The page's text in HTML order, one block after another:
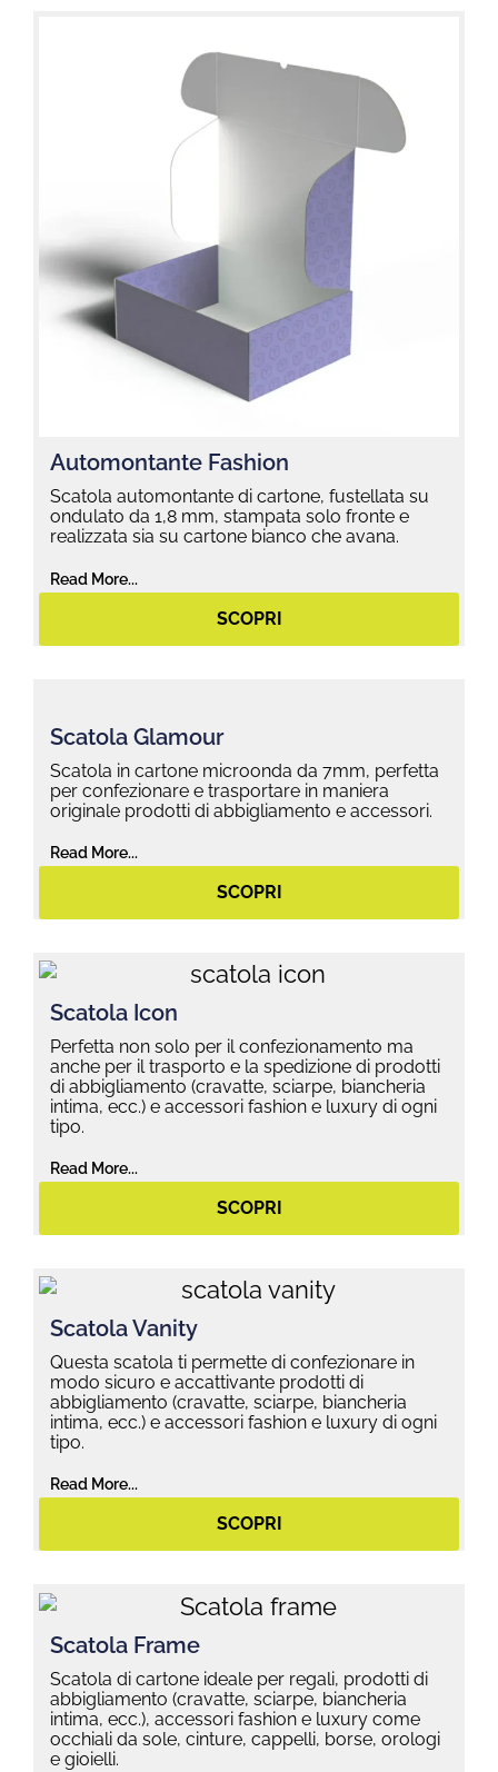
Automontante Fashion
Scatola automontante di cartone, fustellata su
ondulato da 1,8 mm, stampata solo fronte e
realizzata sia su cartone bianco che avana.
Read More...
SCOPRI
Scatola Glamour
Scatola in cartone microonda da 7mm, perfetta
per confezionare e trasportare in maniera
originale prodotti di abbigliamento e accessori.
Read More...
SCOPRI
Scatola Icon
Perfetta non solo per il confezionamento ma
anche per il trasporto e la spedizione di prodotti
di abbigliamento (cravatte, sciarpe, biancheria
intima, ecc.) e accessori fashion e luxury di ogni
tipo.
Read More...
SCOPRI
Scatola Vanity
Questa scatola ti permette di confezionare in
modo sicuro e accattivante prodotti di
abbigliamento (cravatte, sciarpe, biancheria
intima, ecc.) e accessori fashion e luxury di ogni
tipo.
Read More...
SCOPRI
Scatola Frame
Scatola di cartone ideale per regali, prodotti di
abbigliamento (cravatte, sciarpe, biancheria
intima, ecc.), accessori fashion e luxury come
occhiali da sole, cinture, cappelli, borse, orologi
e gioielli.